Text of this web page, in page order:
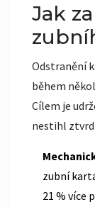
Jak
Odstranění
během
Cílem je
nestihl
zubní
21 % více